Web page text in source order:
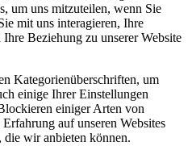
um uns mitzuteilen, wenn Sie
mit uns interagieren, Ihre
Beziehung zu unserer Website
Kategorienüberschriften, um
einige Ihrer Einstellungen
einiger Arten von
auf unseren Websites
die wir anbieten können.